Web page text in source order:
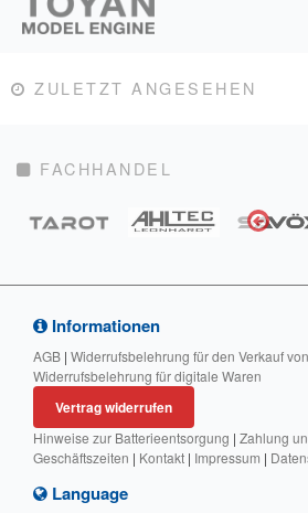
ZULETZT ANGESEHEN
FACHHANDEL
Informationen
AGB | Widerrufsbelehrung für den Verkauf
Widerrufsbelehrung für digitale Waren
Vertrag widerrufen
Hinweise zur Batterieentsorgung | Zahlung
Geschäftszeiten | Kontakt | Impressum |
Language